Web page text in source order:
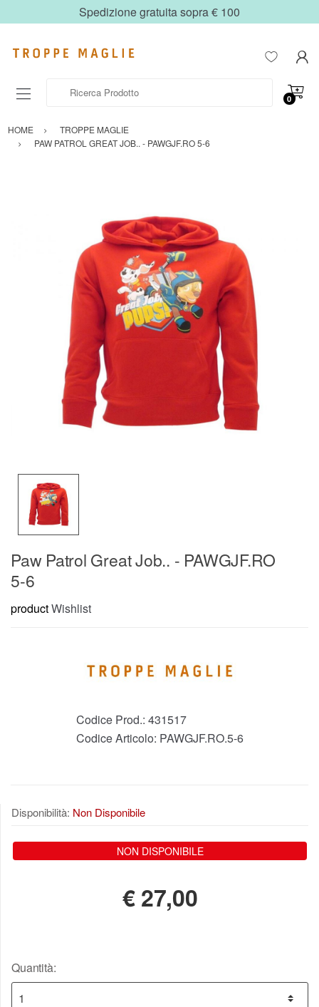
Spedizione gratuita sopra € 100
0
HOME
TROPPE MAGLIE
PAW PATROL GREAT JOB.. - PAWGJF.RO 5-6
Paw Patrol Great Job.. - PAWGJF.RO
5-6
productWishlist
Codice Prod.: 431517
Codice Articolo: PAWGJF.RO.5-6
Disponibilità: Non Disponibile
NON DISPONIBILE
€27,00
Quantità: